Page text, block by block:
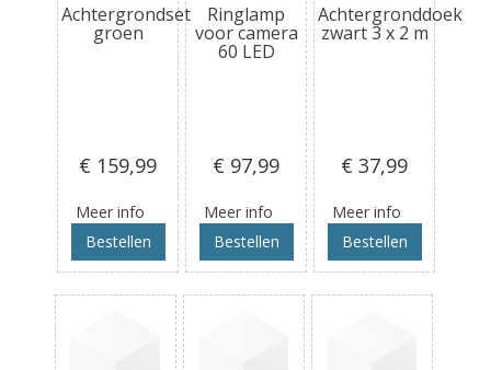
Achtergrondset
groen
€ 159,99
Meer info
Bestellen
Ringlamp
voor camera
60 LED
€ 97,99
Meer info
Bestellen
Achtergronddoek
zwart 3 x 2 m
€ 37,99
Meer info
Bestellen